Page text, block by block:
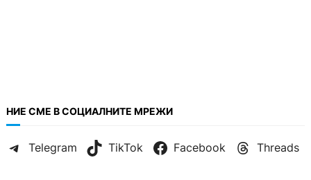
НИЕ СМЕ В СОЦИАЛНИТЕ МРЕЖИ
Telegram TikTok Facebook Threads